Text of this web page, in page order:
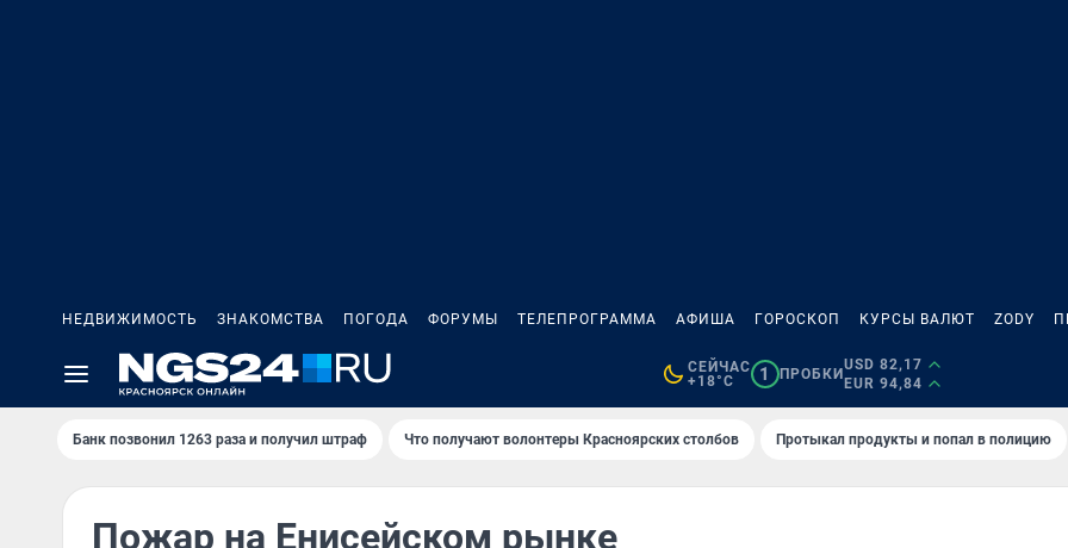
НЕДВИЖИМОСТЬ ЗНАКОМСТВА ПОГОДА ФОРУМЫ ТЕЛЕПРОГРАММА АФИША ГОРОСКОП КУРСЫ ВАЛЮТ ZODY
СЕЙЧАС
+18°C
1 ПРОБКИ
USD 82,17
EUR 94,84
Банк позвонил 1263 раза и получил штраф Что получают волонтеры Красноярских столбов Протыкал продукты и попал в полицию
Пожар на Енисейском рынке